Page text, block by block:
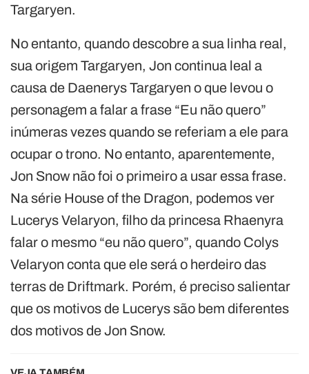
Targaryen.
No entanto, quando descobre a sua linha real,
sua origem Targaryen, Jon continua leal a
causa de Daenerys Targaryen o que levou o
personagem a falar a frase “Eu não quero”
inúmeras vezes quando se referiam a ele para
ocupar o trono. No entanto, aparentemente,
Jon Snow não foi o primeiro a usar essa frase.
Na série House of the Dragon, podemos ver
Lucerys Velaryon, filho da princesa Rhaenyra
falar o mesmo “eu não quero”, quando Colys
Velaryon conta que ele será o herdeiro das
terras de Driftmark. Porém, é preciso salientar
que os motivos de Lucerys são bem diferentes
dos motivos de Jon Snow.